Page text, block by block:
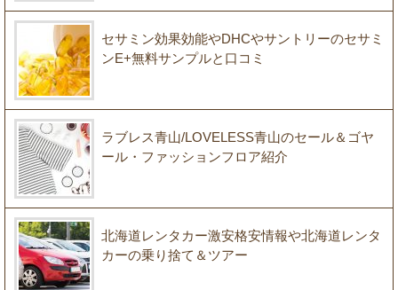
セサミン効果効能やDHCやサントリーのセサミ
ンE+無料サンプルと口コミ
ラブレス青山/LOVELESS青山のセール＆ゴヤ
ール・ファッションフロア紹介
北海道レンタカー激安格安情報や北海道レンタ
カーの乗り捨て＆ツアー